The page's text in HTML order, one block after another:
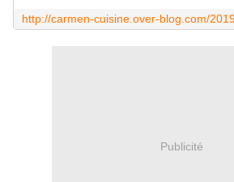
Publicité